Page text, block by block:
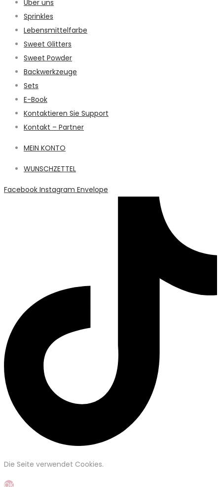
Über uns
Sprinkles
Lebensmittelfarbe
Sweet Glitters
Sweet Powder
Backwerkzeuge
Sets
E-Book
Kontaktieren Sie Support
Kontakt – Partner
MEIN KONTO
WUNSCHZETTEL
Facebook Instagram Envelope
Die Seite verwendet Cookies.
OK